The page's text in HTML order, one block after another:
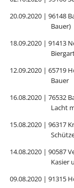
20.09.2020 | 96148
Bauer)
18.09.2020 | 91413
12.09.2020 | 65719
Bauer
16.08.2020 | 76532
Lacht
15.08.2020 | 96317
14.08.2020 | 90587
Kasier
09.08.2020 | 91315